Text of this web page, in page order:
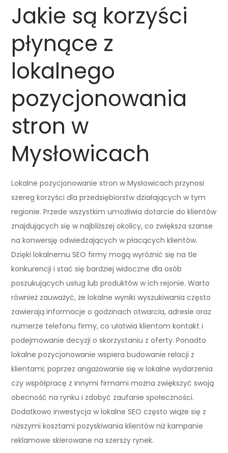
Jakie są korzyści
płynące z
lokalnego
pozycjonowania
stron w
Mysłowicach
Lokalne pozycjonowanie stron w Mysłowicach przynosi
szereg korzyści dla przedsiębiorstw działających w tym
regionie. Przede wszystkim umożliwia dotarcie do klientów
znajdujących się w najbliższej okolicy, co zwiększa szanse
na konwersję odwiedzających w płacących klientów.
Dzięki lokalnemu SEO firmy mogą wyróżnić się na tle
konkurencji i stać się bardziej widoczne dla osób
poszukujących usług lub produktów w ich rejonie. Warto
również zauważyć, że lokalne wyniki wyszukiwania często
zawierają informacje o godzinach otwarcia, adresie oraz
numerze telefonu firmy, co ułatwia klientom kontakt i
podejmowanie decyzji o skorzystaniu z oferty. Ponadto
lokalne pozycjonowanie wspiera budowanie relacji z
klientami; poprzez angażowanie się w lokalne wydarzenia
czy współpracę z innymi firmami można zwiększyć swoją
obecność na rynku i zdobyć zaufanie społeczności.
Dodatkowo inwestycja w lokalne SEO często wiąże się z
niższymi kosztami pozyskiwania klientów niż kampanie
reklamowe skierowane na szerszy rynek.